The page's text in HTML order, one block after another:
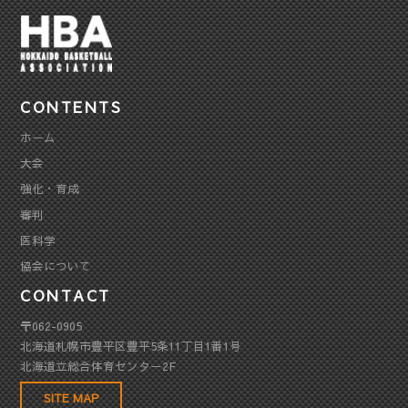
CONTENTS
ホーム
大会
強化・育成
審判
医科学
協会について
CONTACT
〒062-0905
北海道札幌市豊平区豊平5条11丁目1番1号
北海道立総合体育センター2F
SITE MAP